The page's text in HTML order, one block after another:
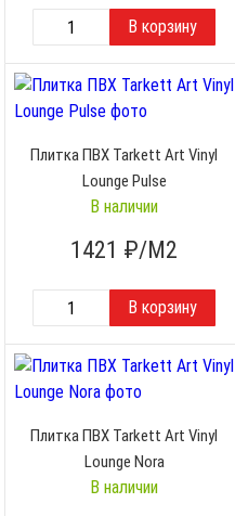
Плитка ПВХ Tarkett Art Vinyl
Lounge Pulse
В наличии
1421 ₽/М2
Плитка ПВХ Tarkett Art Vinyl
Lounge Nora
В наличии